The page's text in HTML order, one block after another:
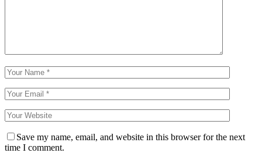
Save my name, email, and website in this browser for the next
time I comment.